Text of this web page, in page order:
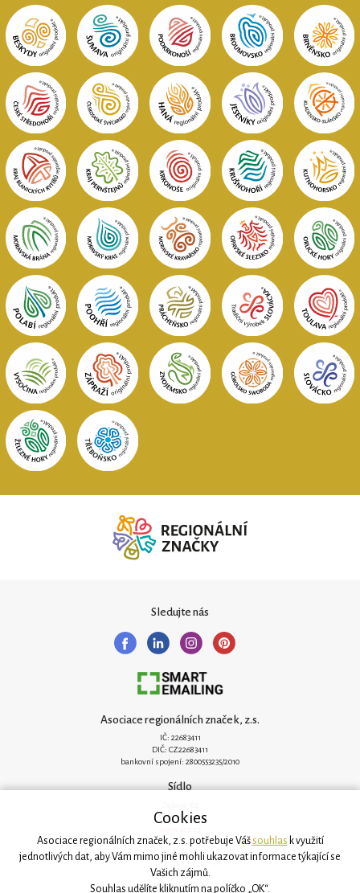
Sledujte nás
Asociace regionálních značek, z.s.
IČ: 22683411
DIČ: CZ22683411
bankovní spojení: 2800553235/2010
Sídlo
251 62 Mukařov
Kancelář
Svatovítská 906/6
160 00 Praha 6
Cookies
Asociace regionálních značek, z.s. potřebuje Vášsouhlas k využití
jednotlivých dat, aby Vám mimo jiné mohli ukazovat informace týkající se
Vašich zájmů.
Souhlas udělíte kliknutím na políčko „OK“.